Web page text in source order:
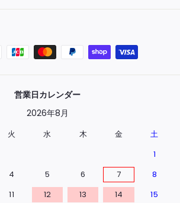
営業日カレンダー
2026年8月
火 水 木 金
土
1
4 5 6 7
8
11 12 13 14
15